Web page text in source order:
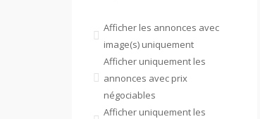
Afficher les annonces avec
image(s) uniquement
Afficher uniquement les
annonces avec prix
négociables
Afficher uniquement les